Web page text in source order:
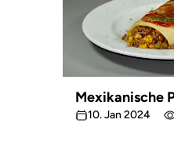
Mexikanische
10. Jan 2024